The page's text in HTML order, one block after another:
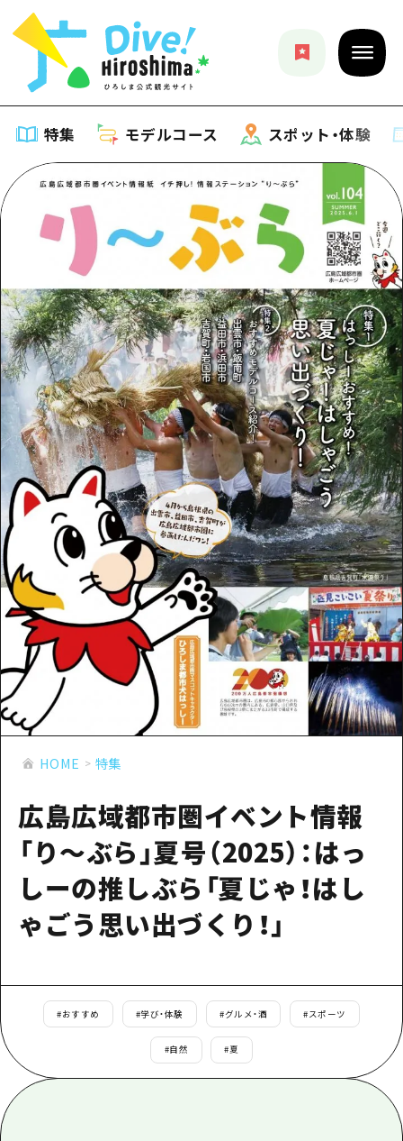
特集 モデルコース スポット・体験
特集一覧
おすすめ
アート
イベント・祭り
グルメ・酒
サイクリング
ショッピング
スポーツ
ナイトライフ
世界遺産
学び・体験
定番
歴史・文化
癒し
モデルコース
モデルコース一覧
Dive! Hiroshima 公式ガイド
広島もしもトラベル
あたらしい非日常
広島市周辺
安芸
備後
備北
芸北
宮島周辺
山口県東部
日帰り
半日
1泊2日
2泊3日
スポット・体験
スポット・体験一覧
広島市周辺
安芸
備後
備北
芸北
宮島周辺
山口県東部
愛媛県
島根県
イベント
旬情報
お役立ち情報
お役立ち情報一覧
アクセス
二次交通まとめ
施設の混雑状況のお知らせ
お得な周遊チケット
手荷物預かり・配送サービス
広島おもてなしパス
HIROSHIMA FREE Wi-Fi
観光案内所
広島県を訪れる外国人旅行者向け情報一
ボランティアガイド
ユニバーサルツーリズム
広島県の魅力を動画でご紹介！
よくあるご質問
メディア掲載情報
HOME
新着情報
お問い合わせ
事業者・学校関係者の皆さま
HOME 特集
広島広域都市圏イベント情報
「り～ぶら」夏号（2025）：はっ
しーの推しぶら「夏じゃ！はし
ゃごう思い出づくり！」
#おすすめ #学び・体験 #グルメ・酒 #スポーツ
#自然 #夏